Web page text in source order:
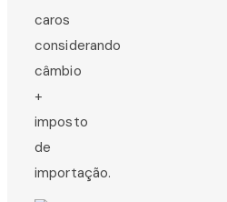
caros
considerando
câmbio
+
imposto
de
importação.